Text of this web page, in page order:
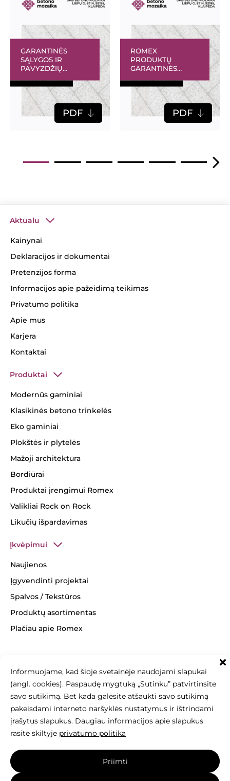
Informuojame, kad šioje svetainėje naudojami slapukai
(angl. cookies). Paspaudę mygtuką „Sutinku” patvirtinsite
savo sutikimą. Bet kada galėsite atšaukti savo sutikimą
pakeisdami interneto naršyklės nustatymus ir ištrindami
įrašytus slapukus. Daugiau informacijos apie slapukus
rasite skiltyje privatumo politika
Priimti
GARANTINĖS
SĄLYGOS IR
PAVYZDŽIŲ
PDF
ROMEX
PRODUKTŲ
GARANTINĖS
PDF
Aktualu
Kainynai
Deklaracijos ir dokumentai
Pretenzijos forma
Informacijos apie pažeidimą teikimas
Privatumo politika
Apie mus
Karjera
Kontaktai
Produktai
Modernūs gaminiai
Klasikinės betono trinkelės
Eko gaminiai
Plokštės ir plytelės
Mažoji architektūra
Bordiūrai
Produktai įrengimui Romex
Valikliai Rock on Rock
Likučių išpardavimas
Įkvėpimui
Naujienos
Įgyvendinti projektai
Spalvos / Tekstūros
Produktų asortimentas
Plačiau apie Romex
+370 463 14062
info@betonomozaika.lt
Šios svetainės turinys, tekstai, nuotraukos
yra Betono mozaika nuosavybė, be raštiško sutikimo